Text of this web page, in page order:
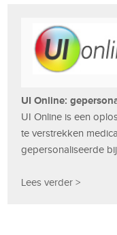
UI Online:
UI Online is een
te verstrekken
gepersonaliseerde
Lees verder >